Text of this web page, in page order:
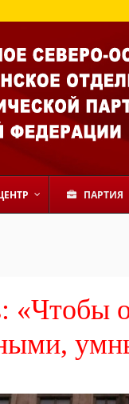
ПАРТИЯ
«Чтобы